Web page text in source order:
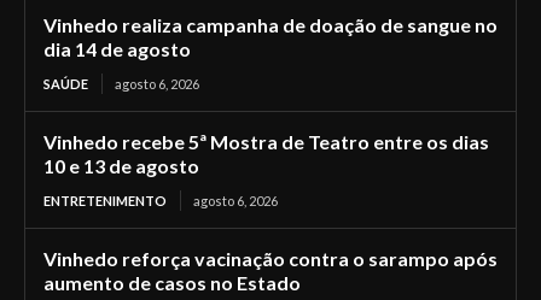
Vinhedo realiza campanha de doação de sangue no
dia 14 de agosto
SAÚDE agosto 6, 2026
Vinhedo recebe 5ª Mostra de Teatro entre os dias
10 e 13 de agosto
ENTRETENIMENTO agosto 6, 2026
Vinhedo reforça vacinação contra o sarampo após
aumento de casos no Estado